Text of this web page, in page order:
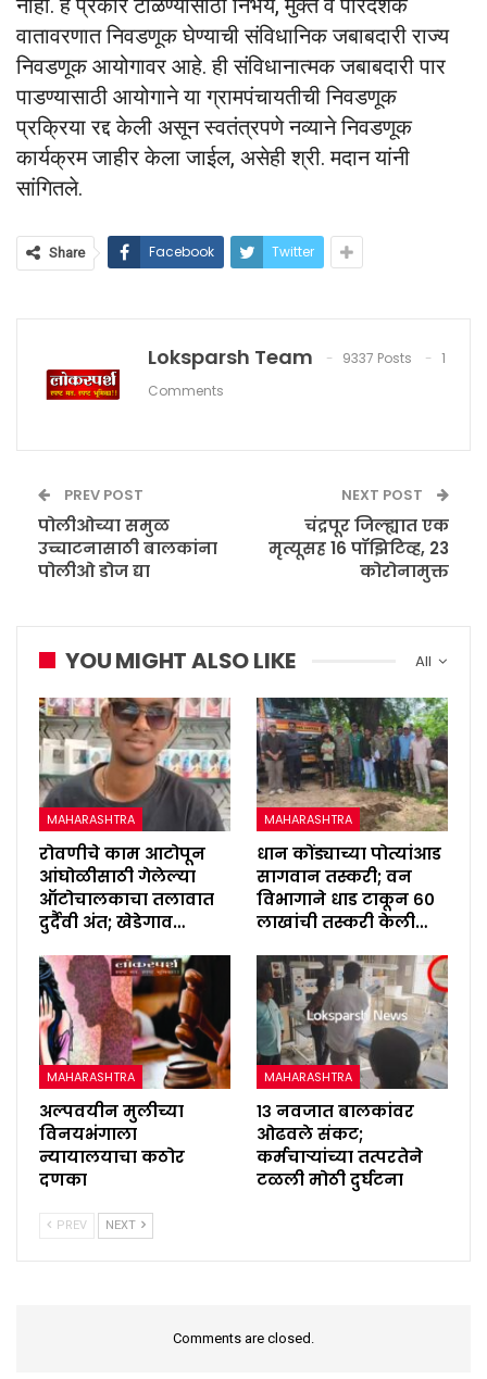
नाही. हे प्रकार टाळण्यासाठी निर्भय, मुक्त व पारदर्शक
वातावरणात निवडणूक घेण्याची संविधानिक जबाबदारी राज्य
निवडणूक आयोगावर आहे. ही संविधानात्मक जबाबदारी पार
पाडण्यासाठी आयोगाने या ग्रामपंचायतीची निवडणूक
प्रक्रिया रद्द केली असून स्वतंत्रपणे नव्याने निवडणूक
कार्यक्रम जाहीर केला जाईल, असेही श्री. मदान यांनी
सांगितले.
Share Facebook Twitter
Loksparsh Team 9337 Posts
1
Comments
PREV POST
पोलीओच्या समुळ
उच्चाटनासाठी बालकांना
पोलीओ डोज द्या
NEXT POST
चंद्रपूर जिल्ह्यात एक
मृत्यूसह 16 पॉझिटिव्ह, 23
कोरोनामुक्त
All
YOU MIGHT ALSO LIKE
MAHARASHTRA
रोवणीचे काम आटोपून
आंघोळीसाठी गेलेल्या
ऑटोचालकाचा तलावात
दुर्दैवी अंत; खेडेगाव…
MAHARASHTRA
धान कोंड्याच्या पोत्यांआड
सागवान तस्करी; वन
विभागाने धाड टाकून ६०
लाखांची तस्करी केली…
MAHARASHTRA
अल्पवयीन मुलीच्या
विनयभंगाला
न्यायालयाचा कठोर
दणका
MAHARASHTRA
१३ नवजात बालकांवर
ओढवले संकट;
कर्मचाऱ्यांच्या तत्परतेने
टळली मोठी दुर्घटना
PREV NEXT
Comments are closed.